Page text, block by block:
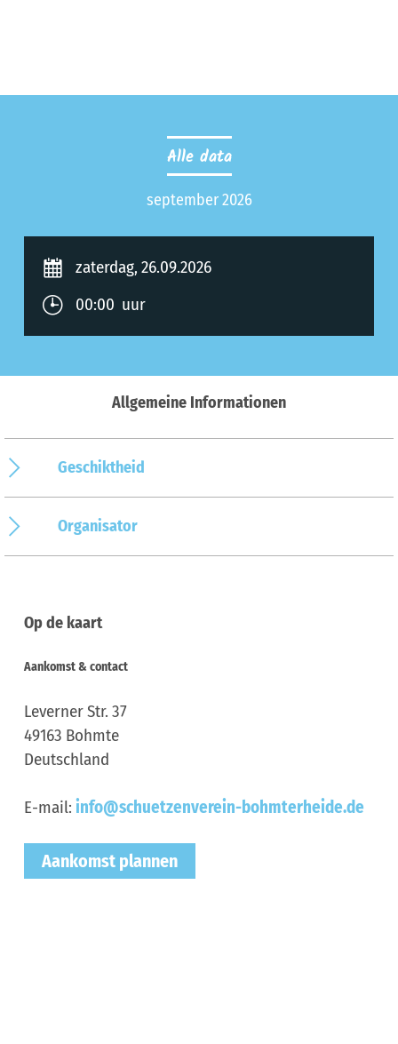
Alle data
september 2026
zaterdag, 26.09.2026
00:00 uur
Allgemeine Informationen
Geschiktheid
Organisator
Op de kaart
Aankomst & contact
Leverner Str. 37
49163 Bohmte
Deutschland
E-mail: info@schuetzenverein-bohmterheide.de
Aankomst plannen